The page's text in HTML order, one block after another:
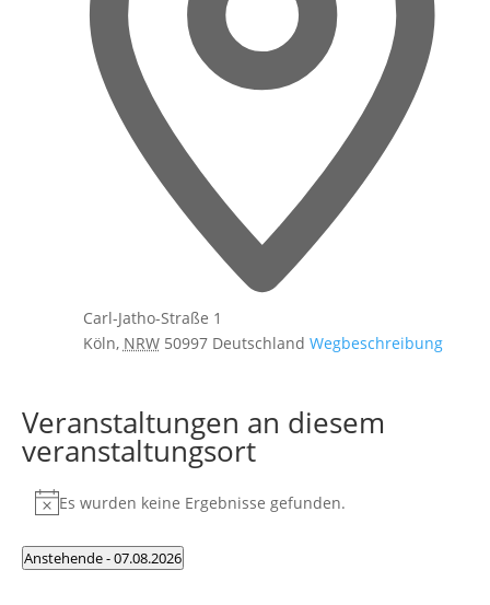
Carl-Jatho-Straße 1
Köln, NRW 50997 Deutschland Wegbeschreibung
Veranstaltungen an diesem
veranstaltungsort
Hinweis
Es wurden keine Ergebnisse gefunden.
Anstehende - 07.08.2026